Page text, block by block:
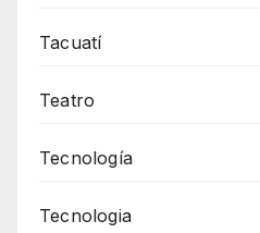
Tacuatí
Teatro
Tecnología
Tecnologia